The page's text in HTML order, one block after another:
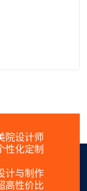
院设计师
性化定制
计与制作
高性价比